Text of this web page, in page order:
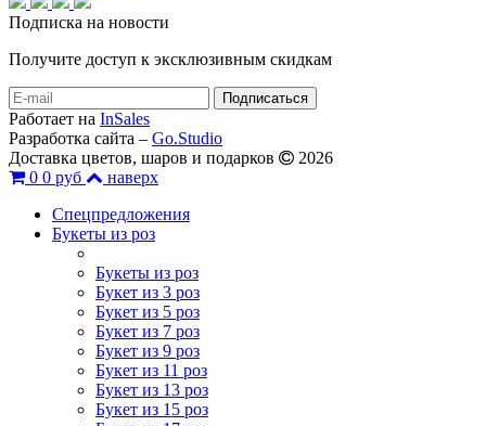
Подписка на новости
Получите доступ к эксклюзивным скидкам
Работает на InSales
Разработка сайта – Go.Studio
Доставка цветов, шаров и подарков
2026
0 0 руб
наверх
Спецпредложения
Букеты из роз
Букеты из роз
Букет из 3 роз
Букет из 5 роз
Букет из 7 роз
Букет из 9 роз
Букет из 11 роз
Букет из 13 роз
Букет из 15 роз